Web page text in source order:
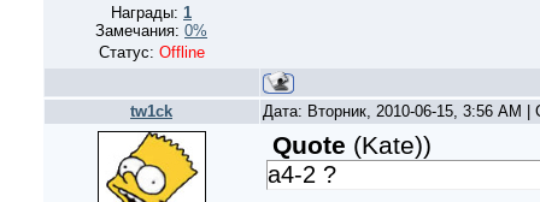
Награды: 1
Замечания: 0%
Статус: Offline
tw1ck Дата: Вторник, 2010-06-15, 3:56 AM
Quote (Kate))
a4-2 ?